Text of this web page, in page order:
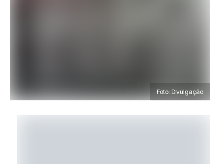
Foto: Divulgação